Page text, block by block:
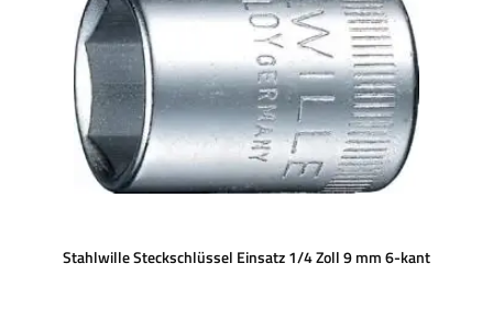
Stahlwille Steckschlüssel Einsatz 1/4 Zoll 9 mm 6-kant